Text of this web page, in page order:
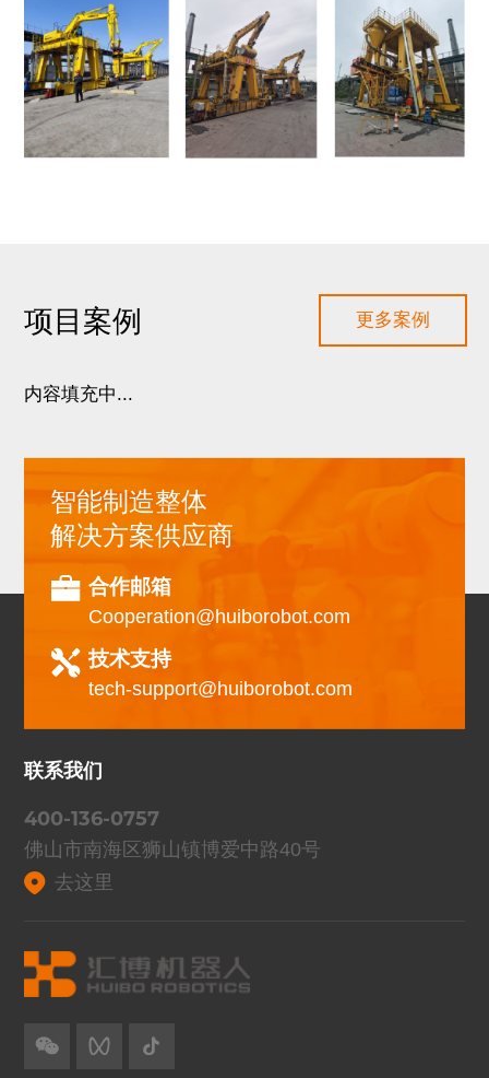
项目案例 更多案例
内容填充中...
智能制造整体
解决方案供应商
合作邮箱
Cooperation@huiborobot.com
技术支持
tech-support@huiborobot.com
联系我们
400-136-0757
佛山市南海区狮山镇博爱中路40号
去这里